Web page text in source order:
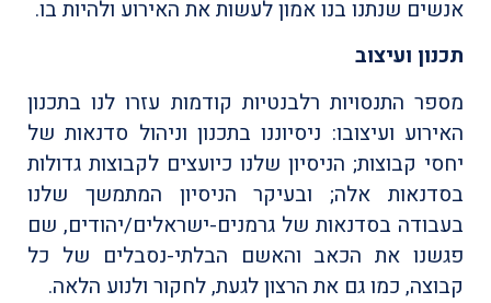
אנשים שנתנו בנו אמון לעשות את האירוע ולהיות בו.
תכנון ועיצוב
מספר התנסויות רלבנטיות קודמות עזרו לנו בתכנון
האירוע ועיצובו: ניסיוננו בתכנון וניהול סדנאות של
יחסי קבוצות; הניסיון שלנו כיועצים לקבוצות גדולות
בסדנאות אלה; ובעיקר הניסיון המתמשך שלנו
בעבודה בסדנאות של גרמנים-ישראלים/יהודים, שם
פגשנו את הכאב והאשם הבלתי-נסבלים של כל
קבוצה, כמו גם את הרצון לגעת, לחקור ולנוע הלאה.